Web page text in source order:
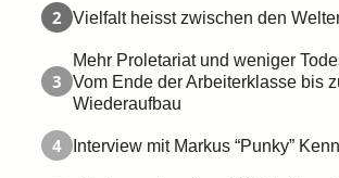
2 Vielfalt heisst zwischen den
3
Mehr Proletariat und weniger
Vom Ende der Arbeiterklasse bis
Wiederaufbau
4 Interview mit Markus “Punky”